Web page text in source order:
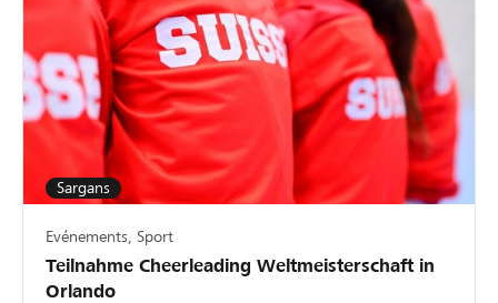
Sargans
Evénements, Sport
Teilnahme Cheerleading Weltmeisterschaft in
Orlando